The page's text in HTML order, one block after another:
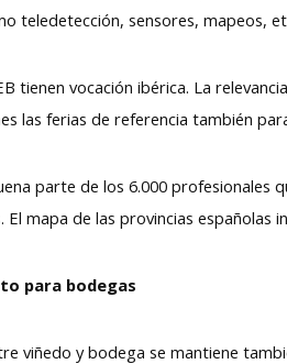
teledetección, sensores, mapeos,
tienen vocación ibérica. La
las ferias de referencia también
parte de los 6.000 profesionales
El mapa de las provincias españolas
para bodegas
viñedo y bodega se mantiene